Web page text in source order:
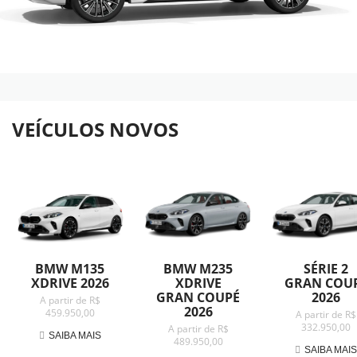
VEÍCULOS NOVOS
BMW M135
XDRIVE 2026
A partir de R$
459.950,00
SAIBA MAIS
BMW M235
XDRIVE
GRAN COUPÉ
2026
A partir de R$
489.950,00
SÉRIE 2
GRAN
2026
A partir de R$
332.950,00
SAIBA MAIS